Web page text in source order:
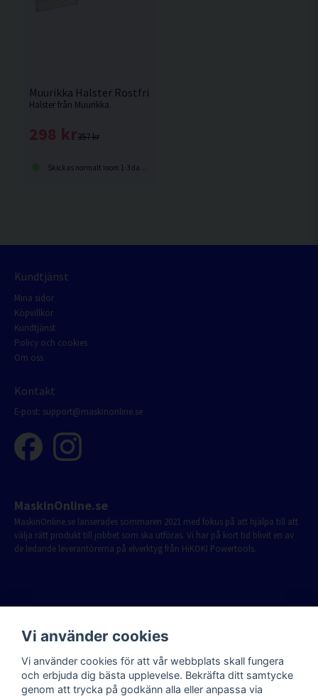
Muurikka Halster Rostfritt/Trä 76,5cm
Halster från Muurikka.
357 kr
298 kr
Skickas normalt inom 1-3 dagar
Kundtjänst
Mina sidor
Köpvillkor
Kundtjänst
Policy och cookies
Om oss
Kontakt
E-post: support@maskinonline.se
MaskinOnline.se
MaskinOnline.se lanserades sommaren 2021 med fokus på att hjälpa till att
välja rätt produkt till jobbet som ska utföras. Vi har på kort tid blivit en av
de ledande leverantörerna på elverktyg från HiKOKI Powertools.
Vi använder cookies
Vi använder cookies för att vår webbplats skall fungera
och erbjuda dig bästa upplevelse. Bekräfta ditt samtycke
genom att trycka på godkänn alla eller anpassa via